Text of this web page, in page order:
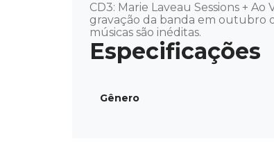
CD3: Marie Laveau Sessions +
gravação da banda em outubro
músicas são inéditas.
Gênero